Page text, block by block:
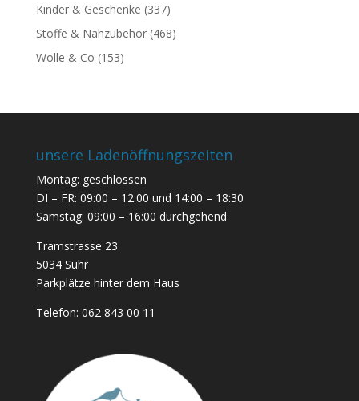
Kinder & Geschenke (337)
Stoffe & Nähzubehör (468)
Wolle & Co (153)
unsere Ladenöffnungszeiten
Montag: geschlossen
DI – FR: 09:00 – 12:00 und 14:00 – 18:30
Samstag: 09:00 – 16:00 durchgehend
Tramstrasse 23
5034 Suhr
Parkplätze hinter dem Haus
Telefon: 062 843 00 11